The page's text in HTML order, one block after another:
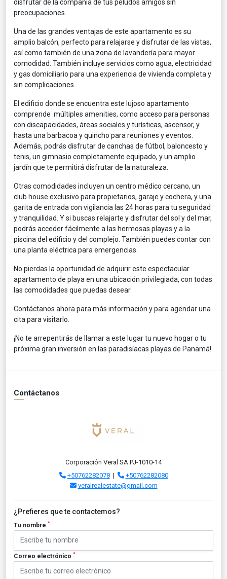
disfrutar de la compañía de tus peludos amigos sin
preocupaciones.
Una de las grandes ventajas de este apartamento es su
amplio balcón, perfecto para relajarse y disfrutar de las vistas,
así como también de una zona de lavandería para mayor
comodidad. También incluye servicios como agua, electricidad
y gas domiciliario para una experiencia de vivienda completa y
sin complicaciones.
El edificio donde se encuentra este lujoso apartamento
comprende múltiples amenities, como acceso para personas
con discapacidades, áreas sociales y turísticas, ascensor, y
hasta una barbacoa y quincho para reuniones y eventos.
Además, podrás disfrutar de canchas de fútbol, baloncesto y
tenis, un gimnasio completamente equipado, y un amplio
jardín que te permitirá disfrutar de la naturaleza.
Otras comodidades incluyen un centro médico cercano, un
club house exclusivo para propietarios, garaje y cochera, y una
garita de entrada con vigilancia las 24 horas para tu seguridad
y tranquilidad. Y si buscas relajarte y disfrutar del sol y del mar,
podrás acceder fácilmente a las hermosas playas y a la
piscina del edificio y del complejo. También puedes contar con
una planta eléctrica para emergencias.
No pierdas la oportunidad de adquirir este espectacular
apartamento de playa en una ubicación privilegiada, con todas
las comodidades que puedas desear.
Contáctanos ahora para más información y para agendar una
cita para visitarlo.
¡No te arrepentirás de llamar a este lugar tu nuevo hogar o tu
próxima gran inversión en las paradisíacas playas de Panamá!
Contáctanos
Corporación Veral SA PJ-1010-14
+50762282078|
+50762282080
veralrealestate@gmail.com
¿Prefieres que te contactemos?
Tu nombre *
Correo electrónico *